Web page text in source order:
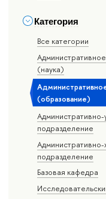
Категория
Все категории
(наука)
(образование)
подразделение
подразделение
Базовая кафедра